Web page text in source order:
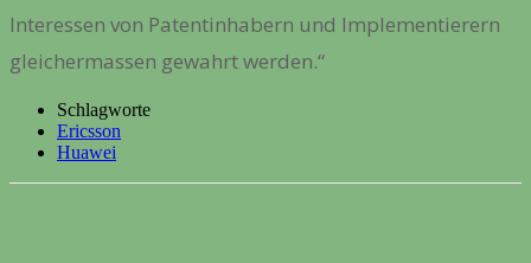
Interessen von Patentinhabern und Implementierern
gleichermassen gewahrt werden.“
Schlagworte
Ericsson
Huawei